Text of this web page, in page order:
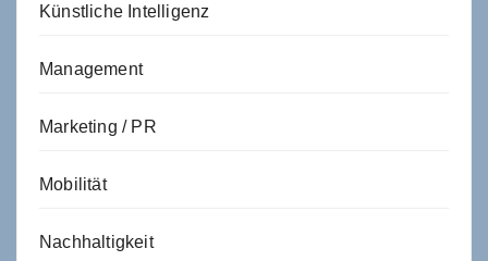
Künstliche Intelligenz
Management
Marketing / PR
Mobilität
Nachhaltigkeit